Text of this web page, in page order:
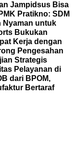
Jampidsus Bisa
Pratikno: SDM
Nyaman untuk
Bukukan
Kerja dengan
Pengesahan
Strategis
Pelayanan di
dari BPOM,
Bertaraf